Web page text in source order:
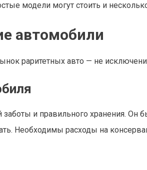
модели могут стоить и
автомобили
раритетных авто — не
и правильного хранения. Он
Необходимы расходы на